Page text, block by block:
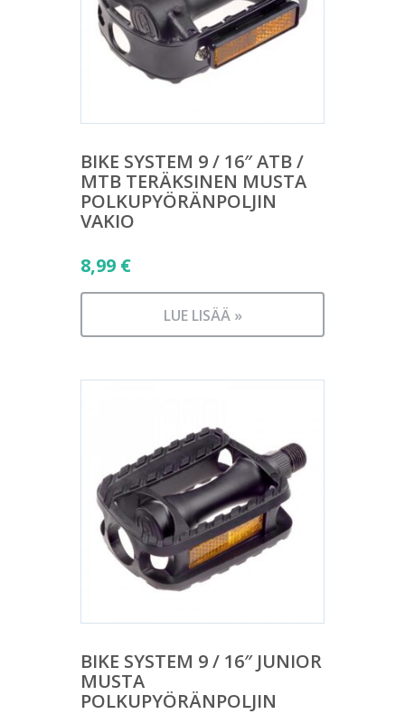
BIKE SYSTEM 9 / 16″ ATB /
MTB TERÄKSINEN MUSTA
POLKUPYÖRÄNPOLJIN
VAKIO
8,99 €
LUE LISÄÄ »
BIKE SYSTEM 9 / 16″ JUNIOR
MUSTA
POLKUPYÖRÄNPOLJIN